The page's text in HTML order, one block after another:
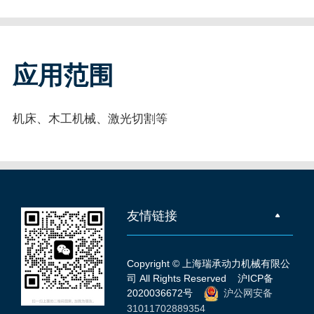
应用范围
机床、木工机械、激光切割等
友情链接
Copyright © 上海瑞承动力机械有限公
司 All Rights Reserved沪ICP备
2020036672号
沪公网安备
31011702889354